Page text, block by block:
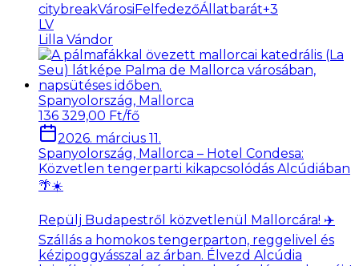
citybreakVárosiFelfedezőÁllatbarát+3
LV
Lilla Vándor
Spanyolország, Mallorca
136 329,00 Ft/fő
2026. március 11.
Spanyolország, Mallorca – Hotel Condesa:
Közvetlen tengerparti kikapcsolódás Alcúdiában
🌴☀️
Repülj Budapestről közvetlenül Mallorcára! ✈️
Szállás a homokos tengerparton, reggelivel és
kézipoggyásszal az árban. Élvezd Alcúdia